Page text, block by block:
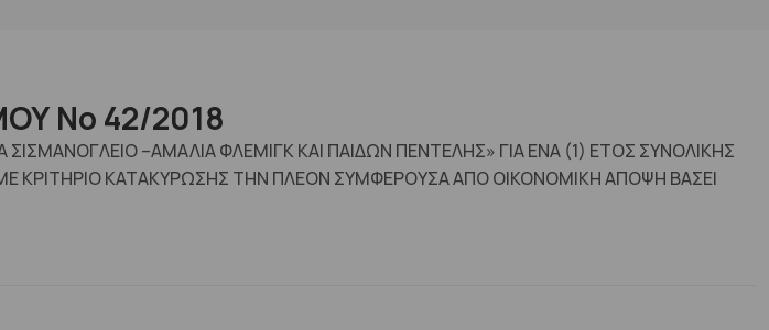
No 42/2018
–ΑΜΑΛΙΑ ΦΛΕΜΙΓΚ ΚΑΙ ΠΑΙΔΩΝ ΠΕΝΤΕΛΗΣ» ΓΙΑ ΕΝΑ (1) ΕΤΟΣ ΣΥΝΟΛΙΚΗΣ
ΚΡΙΤΗΡΙΟ ΚΑΤΑΚΥΡΩΣΗΣ ΤΗΝ ΠΛΕΟΝ ΣΥΜΦΕΡΟΥΣΑ ΑΠΟ ΟΙΚΟΝΟΜΙΚΗ ΑΠΟΨΗ ΒΑΣΕΙ